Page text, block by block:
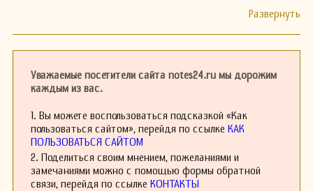
Уважаемые посетители сайта notes24.ru мы дорожим
каждым из вас.
1. Вы можете воспользоваться подсказкой «Как
пользоваться сайтом», перейдя по ссылке КАК
ПОЛЬЗОВАТЬСЯ САЙТОМ
2. Поделиться своим мнением, пожеланиями и
замечаниями можно с помощью формы обратной
связи, перейдя по ссылке КОНТАКТЫ